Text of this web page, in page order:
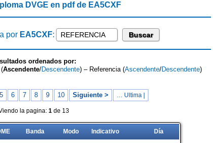
DVGE en pdf de EA5CXF
por EA5CXF:
ordenados por:
Ascendente/Descendente) – Referencia (Ascendente/Descendente)
5 6 7 8 9 10 Siguiente > … Ultima |
la pagina: 1de 13
Banda Modo Indicativo Día